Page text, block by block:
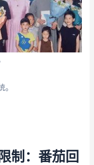
。
制：番茄回